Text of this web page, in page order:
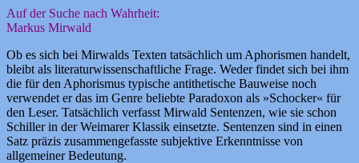
Auf der Suche nach Wahrheit:
Markus Mirwald
Ob es sich bei Mirwalds Texten tatsächlich um Aphorismen handelt,
bleibt als literaturwissenschaftliche Frage. Weder findet sich bei ihm
die für den Aphorismus typische antithetische Bauweise noch
verwendet er das im Genre beliebte Paradoxon als »Schocker« für
den Leser. Tatsächlich verfasst Mirwald Sentenzen, wie sie schon
Schiller in der Weimarer Klassik einsetzte. Sentenzen sind in einen
Satz präzis zusammengefasste subjektive Erkenntnisse von
allgemeiner Bedeutung.